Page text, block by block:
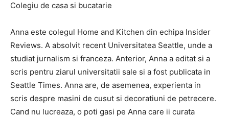
Colegiu de casa si bucatarie
Anna este colegul Home and Kitchen din echipa Insider
Reviews. A absolvit recent Universitatea Seattle, unde a
studiat jurnalism si franceza. Anterior, Anna a editat si a
scris pentru ziarul universitatii sale si a fost publicata in
Seattle Times. Anna are, de asemenea, experienta in
scris despre masini de cusut si decoratiuni de petrecere.
Cand nu lucreaza, o poti gasi pe Anna care ii curata